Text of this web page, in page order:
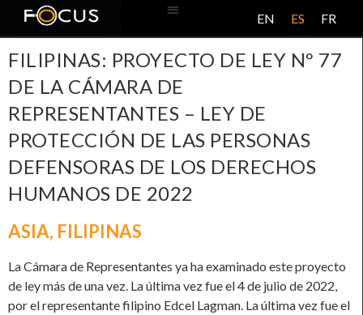
EN ES FR
FILIPINAS: PROYECTO DE LEY Nº 77
DE LA CÁMARA DE
REPRESENTANTES – LEY DE
PROTECCIÓN DE LAS PERSONAS
DEFENSORAS DE LOS DERECHOS
HUMANOS DE 2022
ASIA, FILIPINAS
La Cámara de Representantes ya ha examinado este proyecto
de ley más de una vez. La última vez fue el 4 de julio de 2022,
por el representante filipino Edcel Lagman. La última vez fue el